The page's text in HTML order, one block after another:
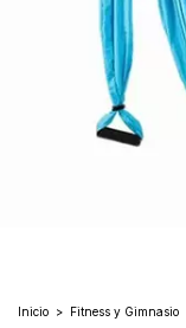
Inicio > Fitness y Gimnasio